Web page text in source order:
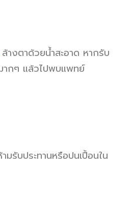
ล้างตาด้วยน้ำสะอาด หากรับ
มากๆ แล้วไปพบแพทย์
ามรับประทานหรือปนเปื้อนใน